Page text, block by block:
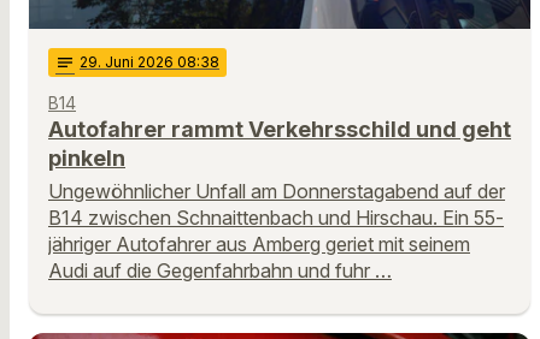
notes 29. Juni 2026 08:38
B14
Autofahrer rammt Verkehrsschild und geht
pinkeln
Ungewöhnlicher Unfall am Donnerstagabend auf der
B14 zwischen Schnaittenbach und Hirschau. Ein 55-
jähriger Autofahrer aus Amberg geriet mit seinem
Audi auf die Gegenfahrbahn und fuhr …